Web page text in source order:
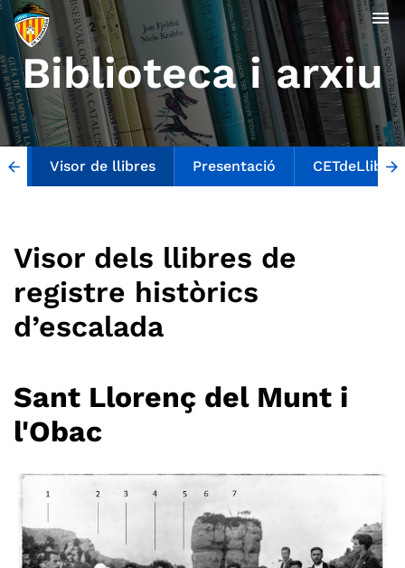
menu
Biblioteca i arxiu
Visor de llibres Presentació CETdeLlibres
arrow_back arrow_forward
Visor dels llibres de
registre històrics
d’escalada
Sant Llorenç del Munt i
l'Obac